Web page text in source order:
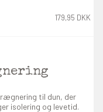
179,95 DKK
til dun, der
isolering og levetid.